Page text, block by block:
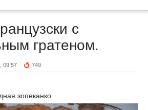
с
гратеном.
09:57 749
зопеканко